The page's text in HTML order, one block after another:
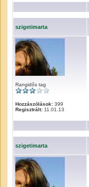
szigetimarta
Rangidős tag
Hozzászólások: 399
Regisztrált: 11.01.13
szigetimarta